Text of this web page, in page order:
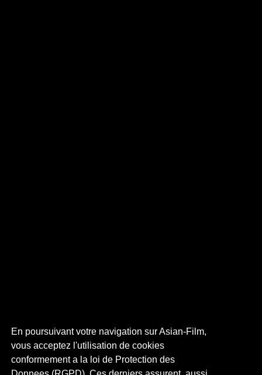
En poursuivant votre navigation sur Asian-Film,
vous acceptez l'utilisation de cookies
conformement a la loi de Protection des